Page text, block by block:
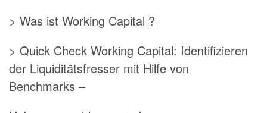
> Was ist Working Capital ?
> Quick Check Working Capital: Identifizieren
der Liquiditätsfresser mit Hilfe von
Benchmarks –